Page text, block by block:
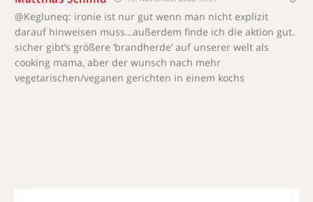
@Kegluneq: ironie ist nur gut wenn man nicht explizit
darauf hinweisen muss…außerdem finde ich die aktion gut.
sicher gibt’s größere ‘brandherde’ auf unserer welt als
cooking mama, aber der wunsch nach mehr
vegetarischen/veganen gerichten in einem kochs